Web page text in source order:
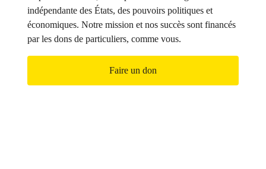
indépendante des États, des pouvoirs politiques et
économiques. Notre mission et nos succès sont financés
par les dons de particuliers, comme vous.
Faire un don